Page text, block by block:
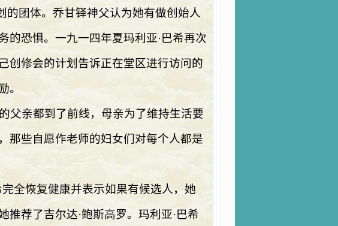
的团体。乔甘铎神父认为她有做创始人
的恐惧。一九一四年夏玛利亚·巴希再次
创修会的计划告诉正在堂区进行访问的
。
父亲都到了前线，母亲为了维持生活要
那些自愿作老师的妇女们对每个人都是
全恢复健康并表示如果有候选人，她
推荐了吉尔达·鲍斯高罗。玛利亚·巴希